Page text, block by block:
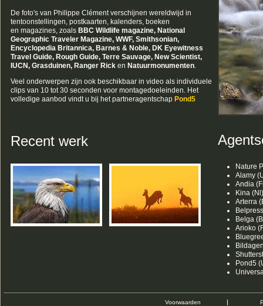
De foto's van Philippe Clément verschijnen wereldwijd in
tentoonstellingen, postkaarten, kalenders, boeken
en magazines, zoals BBC Wildlife magazine, National
Geographic Traveler Magazine, WWF, Smithsonian,
Encyclopedia Britannica, Barnes & Noble, DK Eyewitness
Travel Guide, Rough Guide, Terre Sauvage, New Scientist,
IUCN, Grasduinen, Ranger Rick en Natuurmonumenten.
Veel onderwerpen zijn ook beschikbaar in video als individuele
clips van 10 tot 30 seconden voor montagedoeleinden. Het
volledige aanbod vindt u bij het partneragentschap Pond5
Recent werk
Nature
Alamy
Andia
Kina (Nl)
Arterra
Belga
Arioko
Pond5
Voorwaarden